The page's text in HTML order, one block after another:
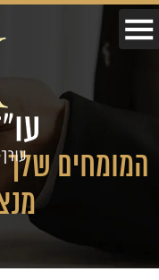
המומחים שלך